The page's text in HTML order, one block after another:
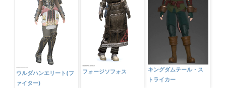
ウルダハンエリート(フ
ァイター)
フォージソフォス
キングダムテール・ス
トライカー